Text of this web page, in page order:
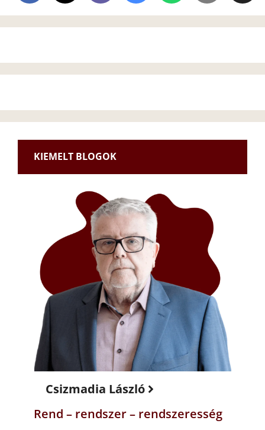
KIEMELT BLOGOK
Csizmadia László
Rend – rendszer – rendszeresség